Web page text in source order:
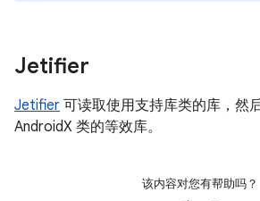
Jetifier
Jetifier 可读取使用支持库类的库，然
AndroidX 类的等效库。
该内容对您有帮助吗？